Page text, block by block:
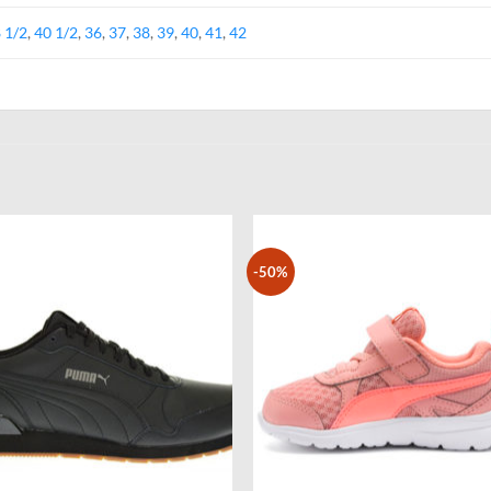
1/2,40 1/2, 36, 37, 38, 39,40,41,42
-50%